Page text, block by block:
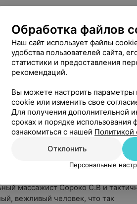
по программе
по программе
по программе
системы»
Клиника Каскад, ул.
массажист Сороко С.В и
вежливый человек, что так
Обработка файлов
Наш сайт использует файлы
удобства пользователей сайта,
статистики и предоставления
рекомендаций.
Вы можете настроить параметры
cookie или изменить свое
Для получения дополнительной
сроках и порядке
ознакомиться с нашей Политикой
Отклонить
Персональные